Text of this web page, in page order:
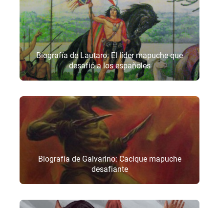
Biografía de Lautaro: El líder mapuche que
desafió a los españoles
Biografía de Galvarino: Cacique mapuche
desafiante